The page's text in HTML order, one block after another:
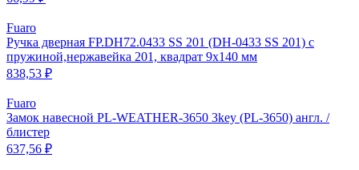
Fuaro
Ручка дверная FP.DH72.0433 SS 201 (DH-0433 SS 201) с
пружиной,нержавейка 201, квадрат 9x140 мм
838,53 ₽
Fuaro
Замок навесной PL-WEATHER-3650 3key (PL-3650) англ. /
блистер
637,56 ₽